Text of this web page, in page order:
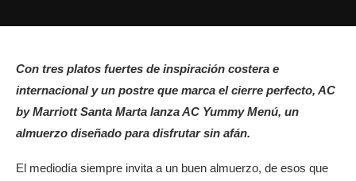
Con tres platos fuertes de inspiración costera e
internacional y un postre que marca el cierre perfecto, AC
by Marriott Santa Marta lanza AC Yummy Menú, un
almuerzo diseñado para disfrutar sin afán.
El mediodía siempre invita a un buen almuerzo, de esos que